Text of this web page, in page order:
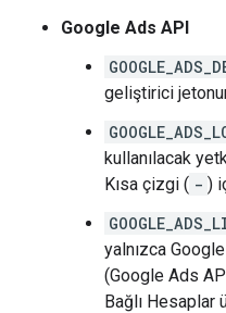
Google Ads API
geliştirici
kullanılacak
Kısa çizgi ( - )
yalnızca
(Google Ads
Bağlı